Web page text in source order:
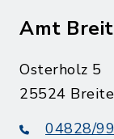
Amt
Osterholz 5
25524
04828/